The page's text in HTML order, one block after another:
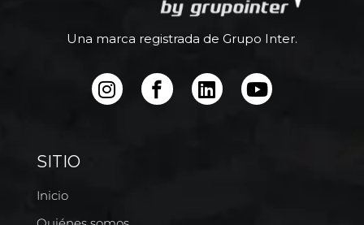
Una marca registrada de Grupo Inter.
SITIO
Inicio